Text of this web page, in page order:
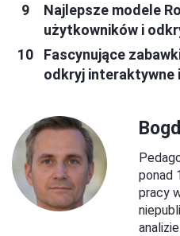
Najlepsze modele
użytkowników i
Fascynujące
odkryj interaktywne
ponad
pracy